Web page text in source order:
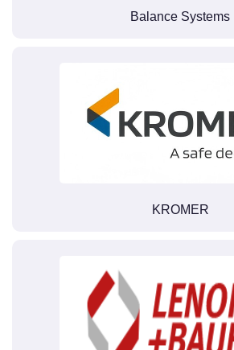
Balance Systems
KROMER